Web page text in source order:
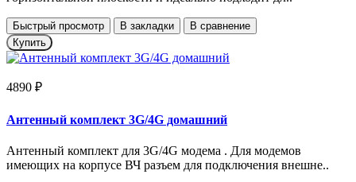
Быстрый просмотр В закладки
В сравнение
Купить
4890 ₽
Антенный комплект 3G/4G домашний
Антенный комплект для 3G/4G модема . Для модемов
имеющих на корпусе ВЧ разъем для подключения внешне..